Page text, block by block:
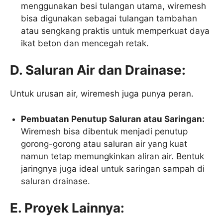
menggunakan besi tulangan utama, wiremesh
bisa digunakan sebagai tulangan tambahan
atau sengkang praktis untuk memperkuat daya
ikat beton dan mencegah retak.
D. Saluran Air dan Drainase:
Untuk urusan air, wiremesh juga punya peran.
Pembuatan Penutup Saluran atau Saringan:
Wiremesh bisa dibentuk menjadi penutup
gorong-gorong atau saluran air yang kuat
namun tetap memungkinkan aliran air. Bentuk
jaringnya juga ideal untuk saringan sampah di
saluran drainase.
E. Proyek Lainnya: